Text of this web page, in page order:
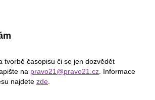
tvorbě časopisu či se jen dozvědět
na pravo21@pravo21.cz. Informace
najdete zde.